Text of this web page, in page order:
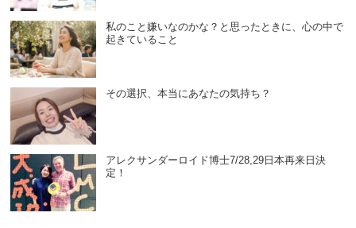
私のこと嫌いなのかな？と思ったときに、心の中で
起きていること
その選択、本当にあなたの気持ち？
アレクサンダーロイド博士7/28,29日本再来日決
定！